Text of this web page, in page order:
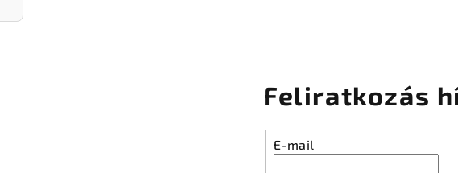
Feliratkozás
E-mail